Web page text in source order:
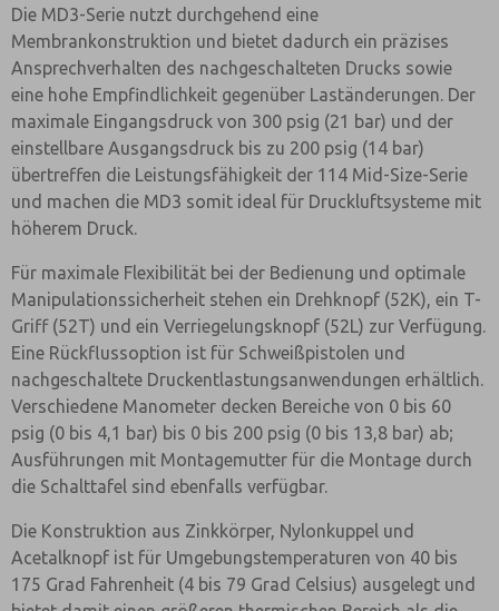
Die MD3-Serie nutzt durchgehend eine
Membrankonstruktion und bietet dadurch ein präzises
Ansprechverhalten des nachgeschalteten Drucks sowie
eine hohe Empfindlichkeit gegenüber Laständerungen. Der
maximale Eingangsdruck von 300 psig (21 bar) und der
einstellbare Ausgangsdruck bis zu 200 psig (14 bar)
übertreffen die Leistungsfähigkeit der 114 Mid-Size-Serie
und machen die MD3 somit ideal für Druckluftsysteme mit
höherem Druck.
Für maximale Flexibilität bei der Bedienung und optimale
Manipulationssicherheit stehen ein Drehknopf (52K), ein T-
Griff (52T) und ein Verriegelungsknopf (52L) zur Verfügung.
Eine Rückflussoption ist für Schweißpistolen und
nachgeschaltete Druckentlastungsanwendungen erhältlich.
Verschiedene Manometer decken Bereiche von 0 bis 60
psig (0 bis 4,1 bar) bis 0 bis 200 psig (0 bis 13,8 bar) ab;
Ausführungen mit Montagemutter für die Montage durch
die Schalttafel sind ebenfalls verfügbar.
Die Konstruktion aus Zinkkörper, Nylonkuppel und
Acetalknopf ist für Umgebungstemperaturen von 40 bis
175 Grad Fahrenheit (4 bis 79 Grad Celsius) ausgelegt und